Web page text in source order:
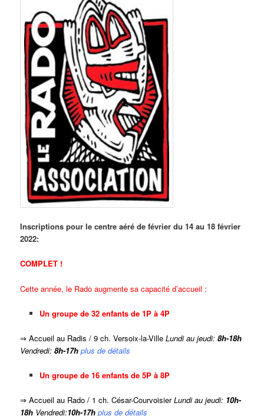
Inscriptions pour le centre aéré de février du14 au 18 février
2022:
COMPLET !
Cette année, le Rado augmente sa capacité d’accueil :
Un groupe de 32 enfants de 1P à 4P
⇒ Accueil au Radis / 9 ch. Versoix-la-VilleLundi au jeudi: 8h-18h
Vendredi:8h-17hplus de détails
Un groupe de 16 enfants de 5P à 8P
⇒ Accueil au Rado / 1 ch. César-CourvoisierLundi au jeudi: 10h-
18h Vendredi:10h-17hplus de détails